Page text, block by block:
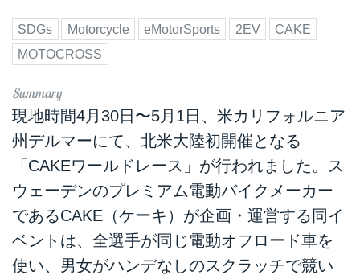
SDGs Motorcycle eMotorSports 2EV
CAKE
MOTOCROSS
現地時間4月30日〜5月1日、米カリフォルニア
州デルマーにて、北米大陸初開催となる
「CAKEワールドレース」が行われました。ス
ウェーデンのプレミアム電動バイクメーカー
であるCAKE（ケーキ）が企画・運営する同イ
ベントは、全選手が同じ電動オフロード車を
使い、男女がハンデなしのスクラッチで競い